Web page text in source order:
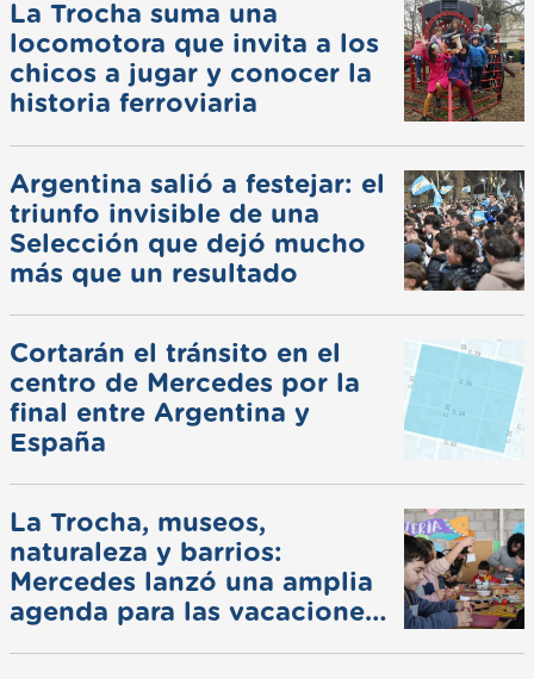
La Trocha suma una
locomotora que invita a los
chicos a jugar y conocer la
historia ferroviaria
Argentina salió a festejar: el
triunfo invisible de una
Selección que dejó mucho
más que un resultado
Cortarán el tránsito en el
centro de Mercedes por la
final entre Argentina y
España
La Trocha, museos,
naturaleza y barrios:
Mercedes lanzó una amplia
agenda para las vacaciones